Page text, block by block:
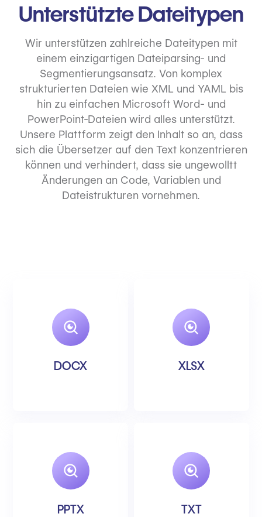
Unterstützte Dateitypen
Wir unterstützen zahlreiche Dateitypen mit
einem einzigartigen Dateiparsing- und
Segmentierungsansatz. Von komplex
strukturierten Dateien wie XML und YAML bis
hin zu einfachen Microsoft Word- und
PowerPoint-Dateien wird alles unterstützt.
Unsere Plattform zeigt den Inhalt so an, dass
sich die Übersetzer auf den Text konzentrieren
können und verhindert, dass sie ungewolltt
Änderungen an Code, Variablen und
Dateistrukturen vornehmen.
DOCX XLSX
PPTX TXT